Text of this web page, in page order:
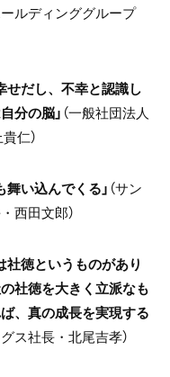
ールディンググループ
せだし、不幸と認識し
分の脳」 （一般社団法人
仁）
い込んでくる」 （サン
西田文郎）
社徳というものがあり
社徳を大きく立派なも
、真の成長を実現する
ス社長・北尾吉孝）